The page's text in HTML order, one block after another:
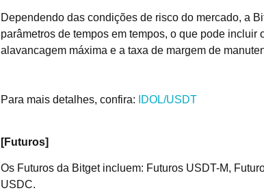
Dependendo das condições de risco do mercado, a
parâmetros de tempos em tempos, o que pode incluir
alavancagem máxima e a taxa de margem de
Para mais detalhes, confira: IDOL/USDT
[Futuros]
Os Futuros da Bitget incluem: Futuros USDT-M,
USDC.